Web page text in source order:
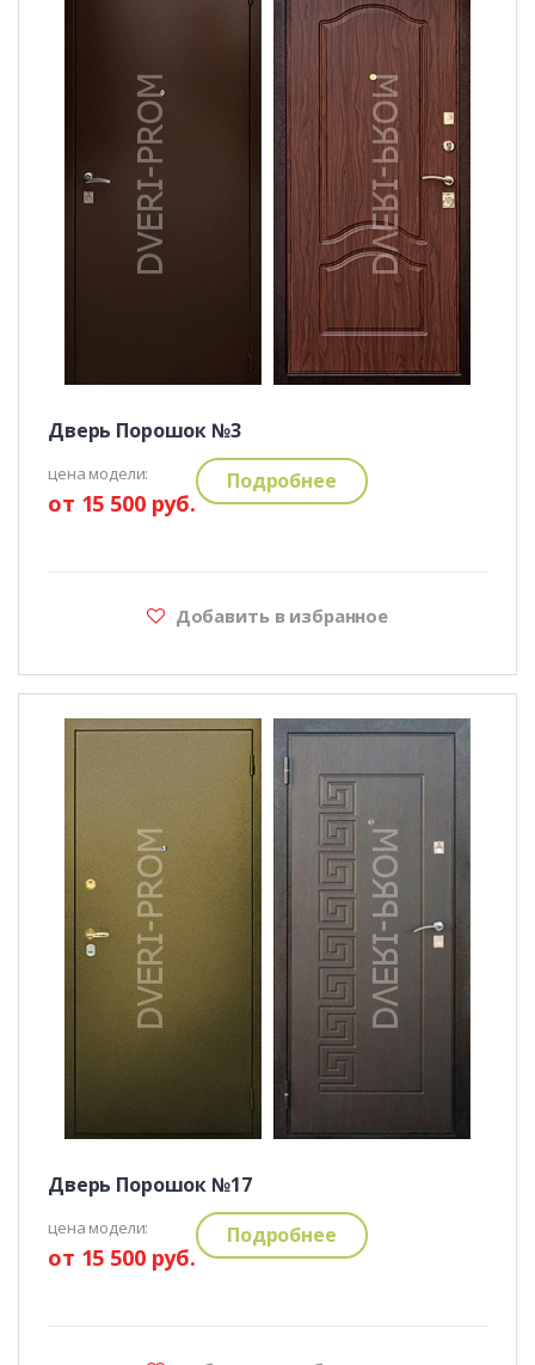
Дверь Порошок №3
цена модели:
от 15 500 руб.
Подробнее
Добавить в избранное
Дверь Порошок №17
цена модели:
от 15 500 руб.
Подробнее